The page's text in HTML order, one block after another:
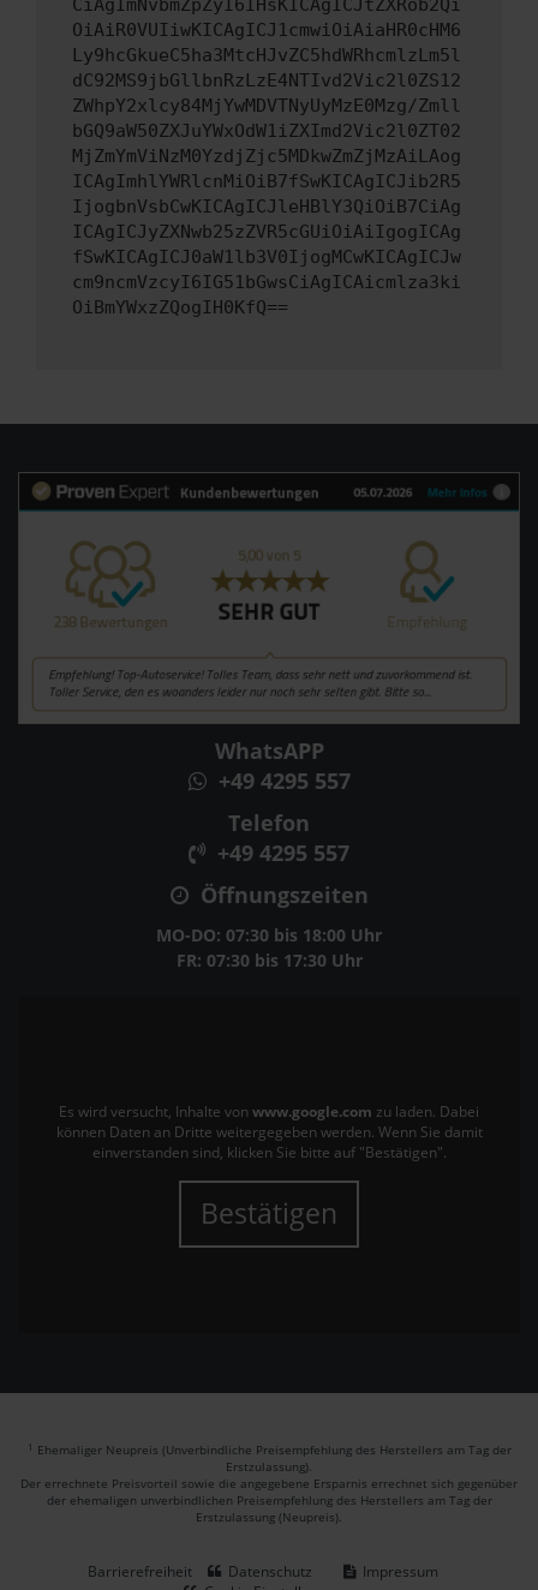
CiAgImNvbmZpZyI6IHsKICAgICJtZXRob2Qi
OiAiR0VUIiwKICAgICJ1cmwiOiAiaHR0cHM6
Ly9hcGkueC5ha3MtcHJvZC5hdWRhcmlzLm5l
dC92MS9jbGllbnRzLzE4NTIvd2Vic2l0ZS12
ZWhpY2xlcy84MjYwMDVTNyUyMzE0Mzg/Zmll
bGQ9aW50ZXJuYWxOdW1iZXImd2Vic2l0ZT02
MjZmYmViNzM0YzdjZjc5MDkwZmZjMzAiLAog
ICAgImhlYWRlcnMiOiB7fSwKICAgICJib2R5
IjogbnVsbCwKICAgICJleHBlY3QiOiB7CiAg
ICAgICJyZXNwb25zZVR5cGUiOiAiIgogICAg
fSwKICAgICJ0aW1lb3V0IjogMCwKICAgICJw
cm9ncmVzcyI6IG51bGwsCiAgICAicmlza3ki
OiBmYWxzZQogIH0KfQ==
WhatsAPP
+49 4295 557
Telefon
+49 4295 557
Öffnungszeiten
MO-DO: 07:30 bis 18:00 Uhr
FR: 07:30 bis 17:30 Uhr
Es wird versucht, Inhalte von www.google.com zu laden. Dabei
können Daten an Dritte weitergegeben werden. Wenn Sie damit
einverstanden sind, klicken Sie bitte auf "Bestätigen".
Bestätigen
1 Ehemaliger Neupreis (Unverbindliche Preisempfehlung des Herstellers am Tag der
Erstzulassung).
Der errechnete Preisvorteil sowie die angegebene Ersparnis errechnet sich gegenüber
der ehemaligen unverbindlichen Preisempfehlung des Herstellers am Tag der
Erstzulassung (Neupreis).
Barrierefreiheit Datenschutz
Impressum